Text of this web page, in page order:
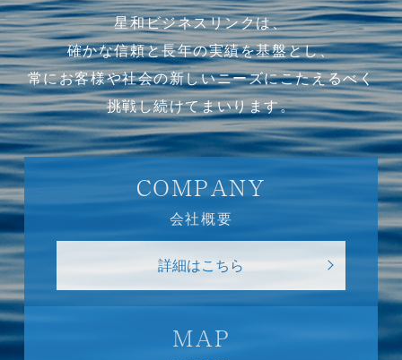
星和ビジネスリンクは、
確かな信頼と長年の実績を基盤とし、
常にお客様や社会の新しいニーズにこたえるべく
挑戦し続けてまいります。
COMPANY
会社概要
詳細はこちら
MAP